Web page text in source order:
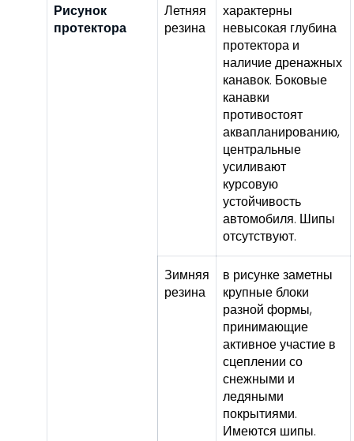
Рисунок
протектора
Летняя
резина
характерны
невысокая глубина
протектора и
наличие дренажных
канавок. Боковые
канавки
противостоят
аквапланированию,
центральные
усиливают
курсовую
устойчивость
автомобиля. Шипы
отсутствуют.
Зимняя
резина
в рисунке заметны
крупные блоки
разной формы,
принимающие
активное участие в
сцеплении со
снежными и
ледяными
покрытиями.
Имеются шипы.